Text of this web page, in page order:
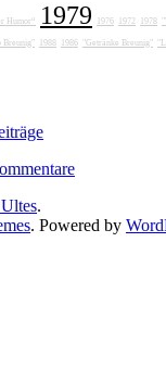
Humor“ 1979 1976 1972 1978
Breunig" 1988 1986 "Getränke Breunig"
.
. Powered by